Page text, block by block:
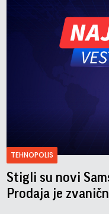
TEHNOPOLIS
Stigli su novi
Prodaja je